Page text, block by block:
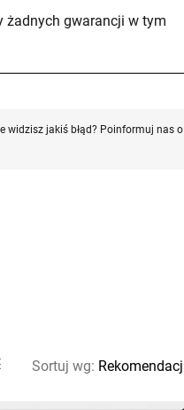
żadnych gwarancji w tym
widzisz jakiś błąd? Poinformuj nas o
Sortuj wg: